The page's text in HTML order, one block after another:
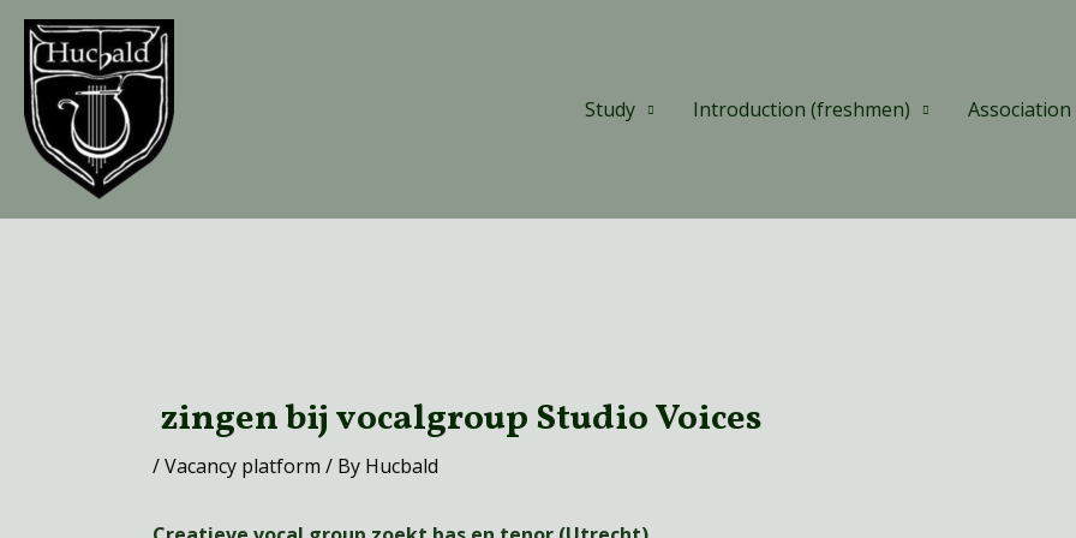
Skip
content
Study
Introduction (freshmen) Association
zingen bij vocalgroup Studio Voices
/Vacancy platform / By Hucbald